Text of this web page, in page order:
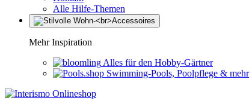
Alle Hilfe-Themen
Mehr Inspiration
Alles für den Hobby-Gärtner
Swimming-Pools, Poolpflege & mehr